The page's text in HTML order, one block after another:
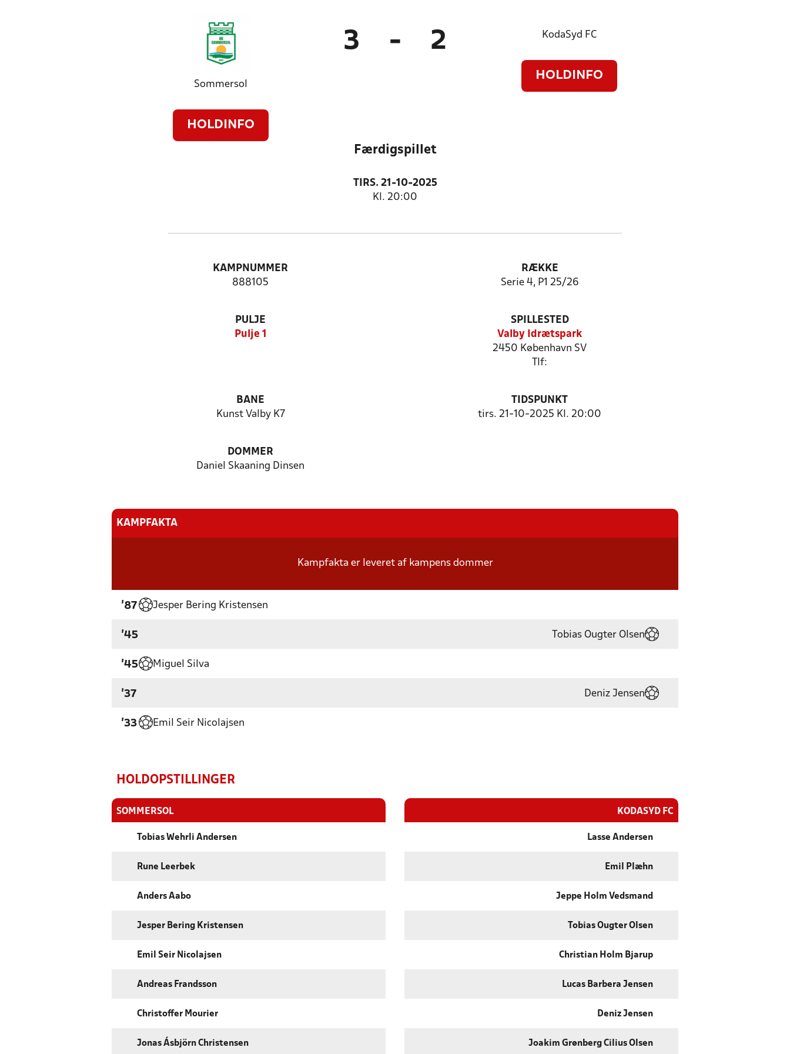
Sommersol
HOLDINFO
3 - 2 KodaSyd FC
HOLDINFO
Færdigspillet
TIRS. 21-10-2025
Kl. 20:00
KAMPNUMMER
888105
RÆKKE
Serie 4, P1 25/26
PULJE
Pulje 1
SPILLESTED
Valby Idrætspark
2450 København SV
Tlf:
BANE
Kunst Valby K7
TIDSPUNKT
tirs. 21-10-2025 Kl. 20:00
DOMMER
Daniel Skaaning Dinsen
KAMPFAKTA
Kampfakta er leveret af kampens dommer
'87 Jesper Bering Kristensen
'45 Tobias Ougter Olsen
'45 Miguel Silva
'37 Deniz Jensen
'33 Emil Seir Nicolajsen
HOLDOPSTILLINGER
SOMMERSOL
Tobias Wehrli Andersen
Rune Leerbek
Anders Aabo
Jesper Bering Kristensen
Emil Seir Nicolajsen
Andreas Frandsson
Christoffer Mourier
Jonas Ásbjörn Christensen
KODASYD FC
Lasse Andersen
Emil Plæhn
Jeppe Holm Vedsmand
Tobias Ougter Olsen
Christian Holm Bjarup
Lucas Barbera Jensen
Deniz Jensen
Joakim Grønberg Cilius Olsen